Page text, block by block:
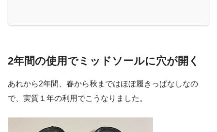
2年間の使用でミッドソールに穴が開く
あれから2年間、春から秋まではほぼ履きっぱなしなの
で、実質１年の利用でこうなりました。